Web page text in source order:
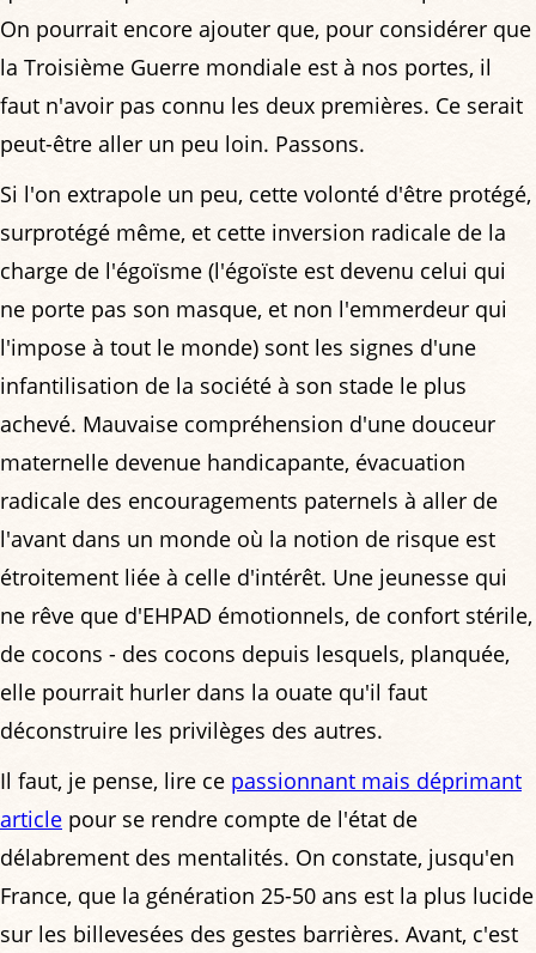
On pourrait encore ajouter que, pour considérer que
la Troisième Guerre mondiale est à nos portes, il
faut n'avoir pas connu les deux premières. Ce serait
peut-être aller un peu loin. Passons.
Si l'on extrapole un peu, cette volonté d'être protégé,
surprotégé même, et cette inversion radicale de la
charge de l'égoïsme (l'égoïste est devenu celui qui
ne porte pas son masque, et non l'emmerdeur qui
l'impose à tout le monde) sont les signes d'une
infantilisation de la société à son stade le plus
achevé. Mauvaise compréhension d'une douceur
maternelle devenue handicapante, évacuation
radicale des encouragements paternels à aller de
l'avant dans un monde où la notion de risque est
étroitement liée à celle d'intérêt. Une jeunesse qui
ne rêve que d'EHPAD émotionnels, de confort stérile,
de cocons - des cocons depuis lesquels, planquée,
elle pourrait hurler dans la ouate qu'il faut
déconstruire les privilèges des autres.
Il faut, je pense, lire ce passionnant mais déprimant
article pour se rendre compte de l'état de
délabrement des mentalités. On constate, jusqu'en
France, que la génération 25-50 ans est la plus lucide
sur les billevesées des gestes barrières. Avant, c'est